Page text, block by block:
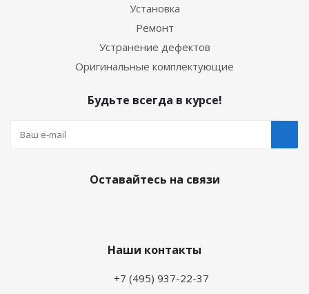
Установка
Ремонт
Устранение дефектов
Оригинальные комплектующие
Будьте всегда в курсе!
Оставайтесь на связи
Наши контакты
+7 (495) 937-22-37